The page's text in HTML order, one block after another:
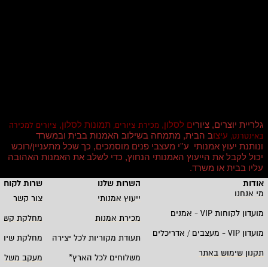
גלריית יוצרים, ציורים לסלון, מכירת ציורים, תמונות לסלון, ציורים למכירה
באינטרנט, עיצוב הבית, מתמחה בשילוב האמנות בבית ובמשרד
ונותנת יעוץ אמנותי ע''י מעצבי פנים מוסמכים, כך שכל מתעניין/רוכש
יכול לקבל את הייעוץ האמנותי הנחוץ, כדי לשלב את האמנות האהובה
עליו בבית או משרד.
אודות
השרות שלנו
שרות
מי אנחנו
ייעוץ אמנותי
צור קשר
מועדון לקוחותVIP - אמנים מכירת אמנות
מחלקת
מועדון
מעצבים / אדריכלים תעודת מקוריות לכל יצירה
מחלקת
תקנון שימוש באתר
משלוחים לכל הארץ*
מעקב